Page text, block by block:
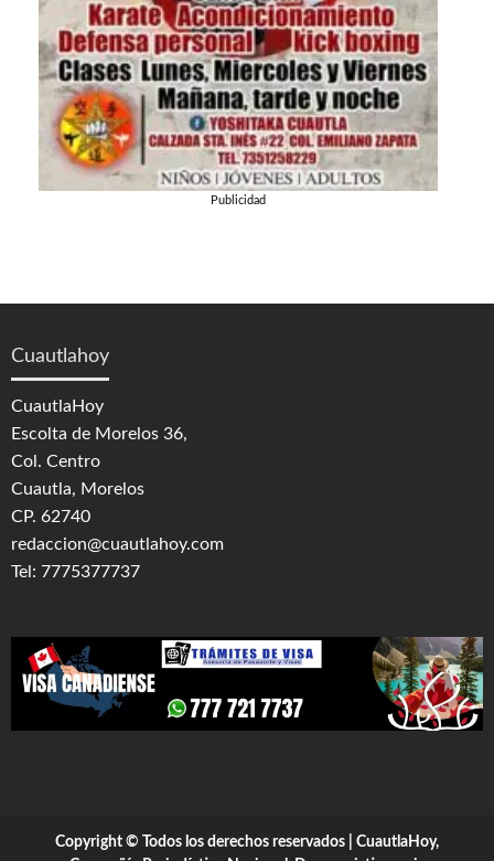
Publicidad
Cuautlahoy
CuautlaHoy
Escolta de Morelos 36,
Col. Centro
Cuautla, Morelos
CP. 62740
redaccion@cuautlahoy.com
Tel: 7775377737
Copyright © Todos los derechos reservados | CuautlaHoy,